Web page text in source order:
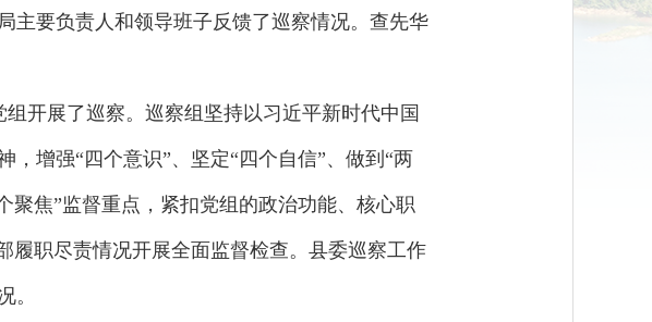
主要负责人和领导班子反馈了巡察情况。查先华
开展了巡察。巡察组坚持以习近平新时代中国
增强“四个意识”、坚定“四个自信”、做到“两
聚焦”监督重点，紧扣党组的政治功能、核心职
履职尽责情况开展全面监督检查。县委巡察工作
。